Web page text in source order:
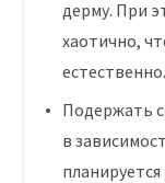
дерму. При
хаотично,
естественно.
Подержать
в